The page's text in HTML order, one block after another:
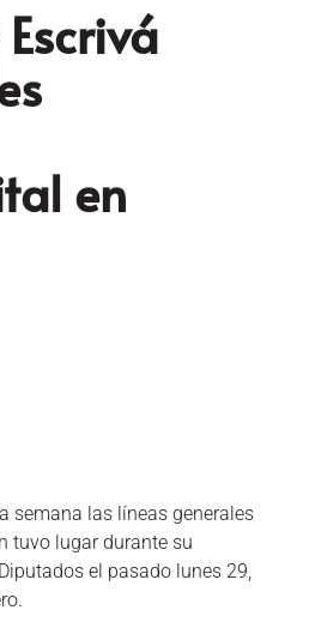
en
semana las líneas generales
tuvo lugar durante su
el pasado lunes 29,